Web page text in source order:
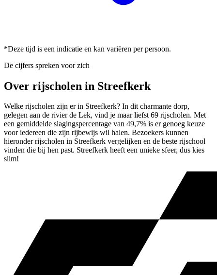
*Deze tijd is een indicatie en kan variëren per persoon.
De cijfers spreken voor zich
Over rijscholen in Streefkerk
Welke rijscholen zijn er in Streefkerk? In dit charmante dorp,
gelegen aan de rivier de Lek, vind je maar liefst 69 rijscholen. Met
een gemiddelde slagingspercentage van 49,7% is er genoeg keuze
voor iedereen die zijn rijbewijs wil halen. Bezoekers kunnen
hieronder rijscholen in Streefkerk vergelijken en de beste rijschool
vinden die bij hen past. Streefkerk heeft een unieke sfeer, dus kies
slim!